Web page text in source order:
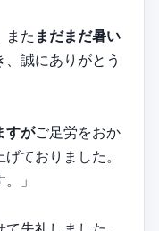
また まだまだ暑い
誠にありがとう
すがご足労をおか
ておりました。
」